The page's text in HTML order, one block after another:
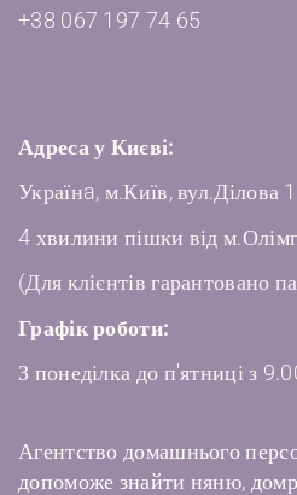
+38 067 197 74 65
Адреса у Києві:
Українa, м.Київ, вул.Ділова
4 хвилини пішки від
(Для клієнтів гарантовано
Графік роботи:
З понеділка до п'ятниці з
Агентство домашнього
допоможе знайти няню,